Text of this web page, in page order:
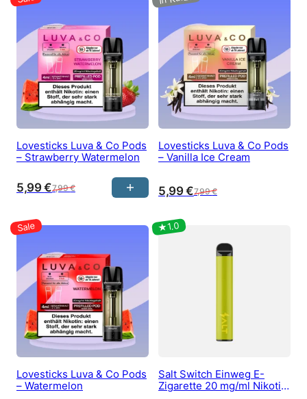
Lovesticks Luva & Co Pods
– Strawberry Watermelon
7,99€
5,99€
Lovesticks Luva & Co Pods
– Vanilla Ice Cream
7,99€
5,99€
Lovesticks Luva & Co Pods
– Watermelon
Salt Switch Einweg E-
Zigarette 20 mg/ml Nikotin